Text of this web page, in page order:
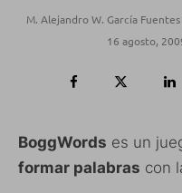
M. Alejandro W. García
16 agosto,
BoggWords es un
formar palabras con